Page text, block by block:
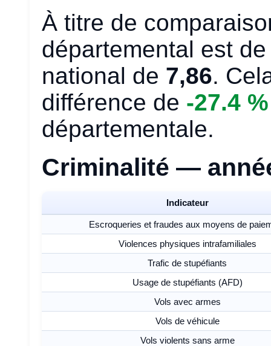
À titre de
départemental est
national de 7,86.
différence de -27.4
départementale.
Criminalité —
Indicateur
Escroqueries et fraudes aux moyens de
Violences physiques intrafamiliales
Trafic de stupéfiants
Usage de stupéfiants (AFD)
Vols avec armes
Vols de véhicule
Vols violents sans arme